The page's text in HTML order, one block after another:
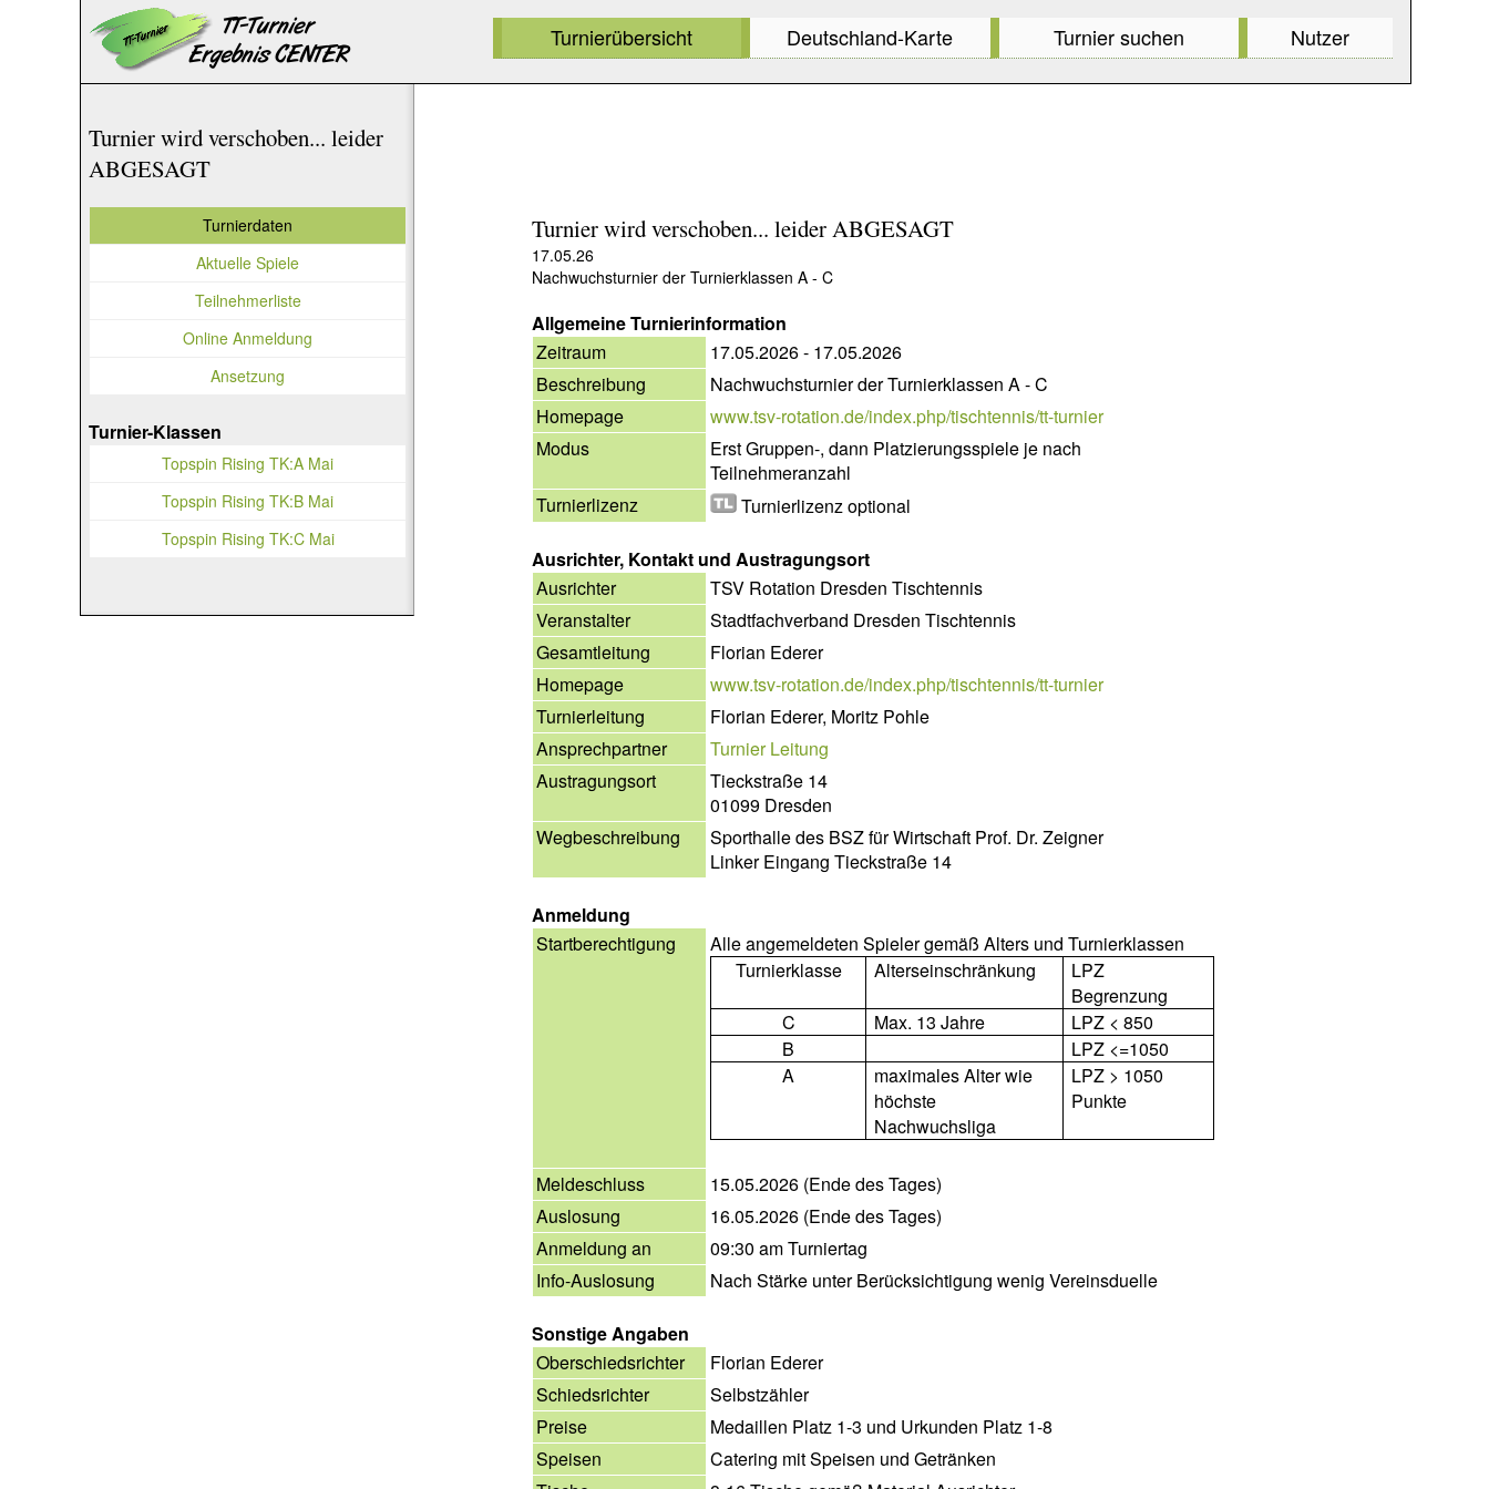
Turnierübersicht Deutschland-Karte Turnier suchen Nutzer
Turnier wird verschoben... leider ABGESAGT
17.05.26
Nachwuchsturnier der Turnierklassen A - C
Allgemeine Turnierinformation
Zeitraum
17.05.2026 - 17.05.2026
Beschreibung
Nachwuchsturnier der Turnierklassen A - C
Homepage
www.tsv-rotation.de/index.php/tischtennis/tt-turnier
Modus
Erst Gruppen-, dann Platzierungsspiele je nach
Teilnehmeranzahl
Turnierlizenz
Turnierlizenz optional
Ausrichter, Kontakt und Austragungsort
Ausrichter
TSV Rotation Dresden Tischtennis
Veranstalter
Stadtfachverband Dresden Tischtennis
Gesamtleitung
Florian Ederer
Homepage
www.tsv-rotation.de/index.php/tischtennis/tt-turnier
Turnierleitung
Florian Ederer, Moritz Pohle
Ansprechpartner
Turnier Leitung
Austragungsort
Tieckstraße 14
01099 Dresden
Wegbeschreibung
Sporthalle des BSZ für Wirtschaft Prof. Dr. Zeigner
Linker Eingang Tieckstraße 14
Anmeldung
Startberechtigung
Alle angemeldeten Spieler gemäß Alters und Turnierklassen
Turnierklasse
Alterseinschränkung
LPZ
Begrenzung
C
Max. 13 Jahre
LPZ < 850
B
LPZ <=1050
A
maximales Alter wie
höchste
Nachwuchsliga
LPZ > 1050
Punkte
Meldeschluss
15.05.2026 (Ende des Tages)
Auslosung
16.05.2026 (Ende des Tages)
Anmeldung an
09:30 am Turniertag
Info-Auslosung
Nach Stärke unter Berücksichtigung wenig Vereinsduelle
Sonstige Angaben
Oberschiedsrichter
Florian Ederer
Schiedsrichter
Selbstzähler
Preise
Medaillen Platz 1-3 und Urkunden Platz 1-8
Speisen
Catering mit Speisen und Getränken
Turnier wird verschoben... leider
ABGESAGT
Turnierdaten
Aktuelle Spiele
Teilnehmerliste
Online Anmeldung
Ansetzung
Turnier-Klassen
Topspin Rising TK:A Mai
Topspin Rising TK:B Mai
Topspin Rising TK:C Mai